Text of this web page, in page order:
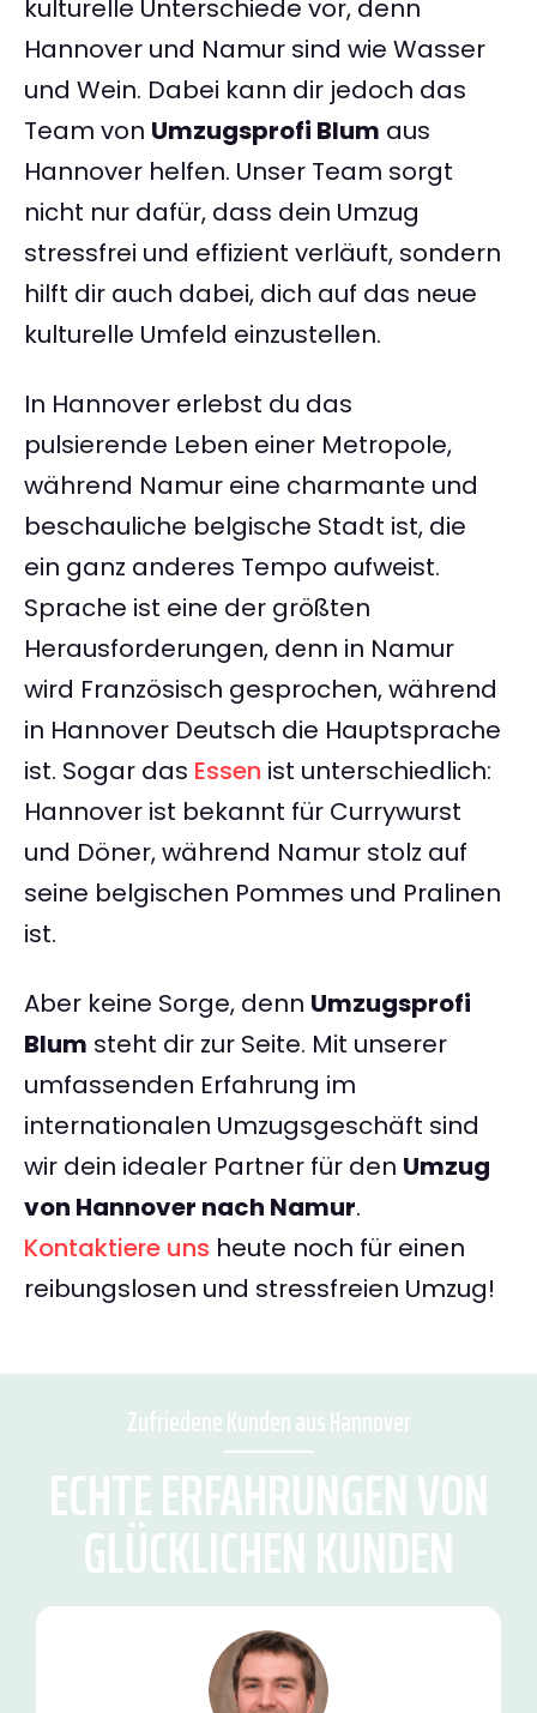
kulturelle Unterschiede vor, denn
Hannover und Namur sind wie Wasser
und Wein. Dabei kann dir jedoch das
Team von Umzugsprofi Blum aus
Hannover helfen. Unser Team sorgt
nicht nur dafür, dass dein Umzug
stressfrei und effizient verläuft, sondern
hilft dir auch dabei, dich auf das neue
kulturelle Umfeld einzustellen.
In Hannover erlebst du das
pulsierende Leben einer Metropole,
während Namur eine charmante und
beschauliche belgische Stadt ist, die
ein ganz anderes Tempo aufweist.
Sprache ist eine der größten
Herausforderungen, denn in Namur
wird Französisch gesprochen, während
in Hannover Deutsch die Hauptsprache
ist. Sogar das Essen ist unterschiedlich:
Hannover ist bekannt für Currywurst
und Döner, während Namur stolz auf
seine belgischen Pommes und Pralinen
ist.
Aber keine Sorge, denn Umzugsprofi
Blum steht dir zur Seite. Mit unserer
umfassenden Erfahrung im
internationalen Umzugsgeschäft sind
wir dein idealer Partner für den Umzug
von Hannover nach Namur.
Kontaktiere uns heute noch für einen
reibungslosen und stressfreien Umzug!
Zufriedene Kunden aus Hannover
ECHTE ERFAHRUNGEN VON
GLÜCKLICHEN KUNDEN